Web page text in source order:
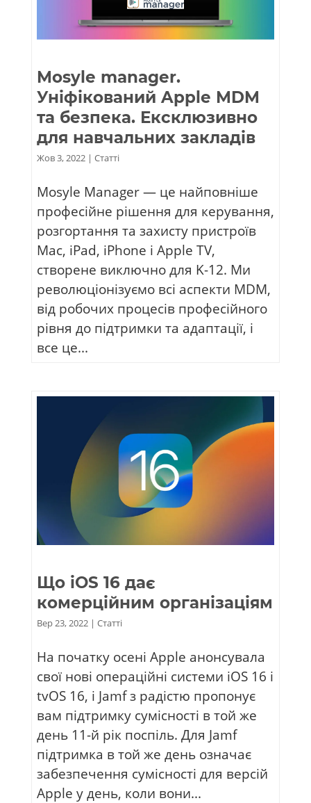
Mosyle manager.
Уніфікований Apple MDM
та безпека. Ексклюзивно
для навчальних закладів
Жов 3, 2022| Статті
Mosyle Manager — це найповніше
професійне рішення для керування,
розгортання та захисту пристроїв
Mac, iPad, iPhone і Apple TV,
створене виключно для K-12. Ми
революціонізуємо всі аспекти MDM,
від робочих процесів професійного
рівня до підтримки та адаптації, і
все це...
Що iOS 16 дає
комерційним організаціям
Вер 23, 2022| Статті
На початку осені Apple анонсувала
свої нові операційні системи iOS 16 і
tvOS 16, і Jamf з радістю пропонує
вам підтримку сумісності в той же
день 11-й рік поспіль. Для Jamf
підтримка в той же день означає
забезпечення сумісності для версій
Apple у день, коли вони...